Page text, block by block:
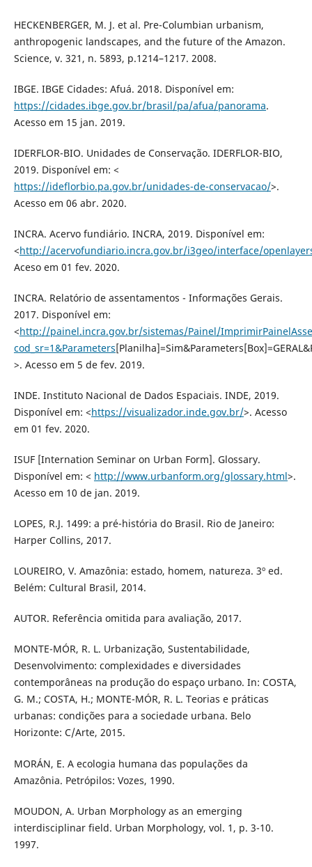
HECKENBERGER, M. J. et al. Pre-Columbian urbanism,
anthropogenic landscapes, and the future of the Amazon.
Science, v. 321, n. 5893, p.1214–1217. 2008.
IBGE. IBGE Cidades: Afuá. 2018. Disponível em:
https://cidades.ibge.gov.br/brasil/pa/afua/panorama.
Acesso em 15 jan. 2019.
IDERFLOR-BIO. Unidades de Conservação. IDERFLOR-BIO,
2019. Disponível em: <
https://ideflorbio.pa.gov.br/unidades-de-conservacao/>.
Acesso em 06 abr. 2020.
INCRA. Acervo fundiário. INCRA, 2019. Disponível em:
<http://acervofundiario.incra.gov.br/i3geo/interface/
Aceso em 01 fev. 2020.
INCRA. Relatório de assentamentos - Informações Gerais.
2017. Disponível em:
<http://painel.incra.gov.br/sistemas/Painel/
cod_sr=1&Parameters
>. Acesso em 5 de fev. 2019.
INDE. Instituto Nacional de Dados Espaciais. INDE, 2019.
Disponível em: <https://visualizador.inde.gov.br/>. Acesso
em 01 fev. 2020.
ISUF [Internation Seminar on Urban Form]. Glossary.
Disponível em: < http://www.urbanform.org/glossary.html>.
Acesso em 10 de jan. 2019.
LOPES, R.J. 1499: a pré-história do Brasil. Rio de Janeiro:
Harper Collins, 2017.
LOUREIRO, V. Amazônia: estado, homem, natureza. 3º ed.
Belém: Cultural Brasil, 2014.
AUTOR. Referência omitida para avaliação, 2017.
MONTE-MÓR, R. L. Urbanização, Sustentabilidade,
Desenvolvimento: complexidades e diversidades
contemporâneas na produção do espaço urbano. In: COSTA,
G. M.; COSTA, H.; MONTE-MÓR, R. L. Teorias e práticas
urbanas: condições para a sociedade urbana. Belo
Horizonte: C/Arte, 2015.
MORÁN, E. A ecologia humana das populações da
Amazônia. Petrópilos: Vozes, 1990.
MOUDON, A. Urban Morphology as an emerging
interdisciplinar field. Urban Morphology, vol. 1, p. 3-10.
1997.